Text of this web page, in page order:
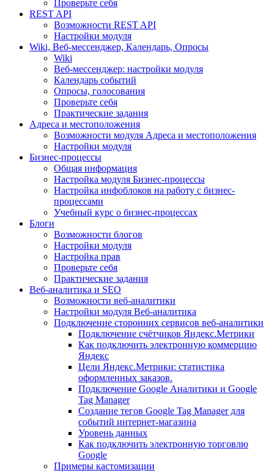
Проверьте себя
REST API
Возможности REST API
Настройки модуля
Wiki, Веб-мессенджер, Календарь, Опросы
Wiki
Веб-мессенджер: настройки модуля
Календарь событий
Опросы, голосования
Проверьте себя
Практические задания
Адреса и местоположения
Возможности модуля Адреса и местоположения
Настройки модуля
Бизнес-процессы
Общая информация
Настройка модуля Бизнес-процессы
Настройка инфоблоков на работу с бизнес-
процессами
Учебный курс о бизнес-процессах
Блоги
Возможности блогов
Настройки модуля
Настройка прав
Проверьте себя
Практические задания
Веб-аналитика и SEO
Возможности веб-аналитики
Настройки модуля Веб-аналитика
Подключение сторонних сервисов веб-аналитики
Подключение счётчиков Яндекс.Метрики
Как подключить электронную коммерцию
Яндекс
Цели Яндекс.Метрики: статистика
оформленных заказов.
Подключение Google Аналитики и Google
Tag Manager
Создание тегов Google Tag Manager для
событий интернет-магазина
Уровень данных
Как подключить электронную торговлю
Google
Примеры кастомизации